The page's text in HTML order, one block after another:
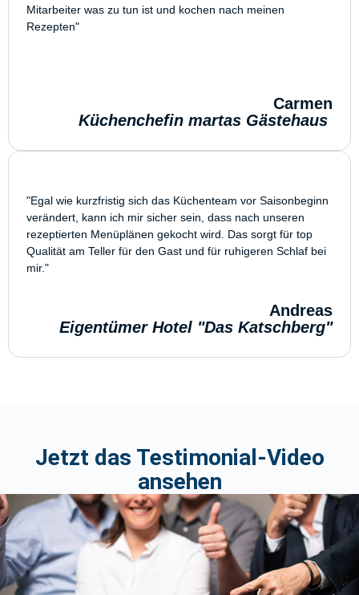
Mitarbeiter was zu tun ist und kochen nach meinen
Rezepten"
Carmen
Küchenchefin martas Gästehaus
"Egal wie kurzfristig sich das Küchenteam vor Saisonbeginn
verändert, kann ich mir sicher sein, dass nach unseren
rezeptierten Menüplänen gekocht wird. Das sorgt für top
Qualität am Teller für den Gast und für ruhigeren Schlaf bei
mir."
Andreas
Eigentümer Hotel "Das Katschberg"
Jetzt das Testimonial-Video
ansehen